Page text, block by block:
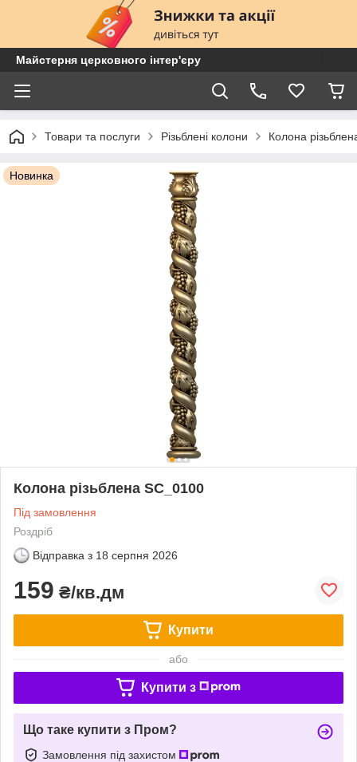
Майстерня церковного інтер'єру
Товари та послуги Різьблені колони Колона
Новинка
Колона різьблена SC_0100
Під замовлення
Роздріб
Відправка з 18 серпня 2026
159 ₴/кв.дм
Купити
або
Купити з
Що таке купити з Пром?
Замовлення під захистом